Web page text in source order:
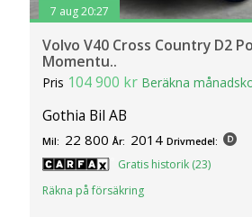
7 aug 20:27
Volvo V40 Cross Country D2
Momentu..
Pris 104 900 kr Beräkna
Gothia Bil AB
Mil: 22 800 År: 2014 Drivmedel:
Gratis historik (23)
Räkna på försäkring